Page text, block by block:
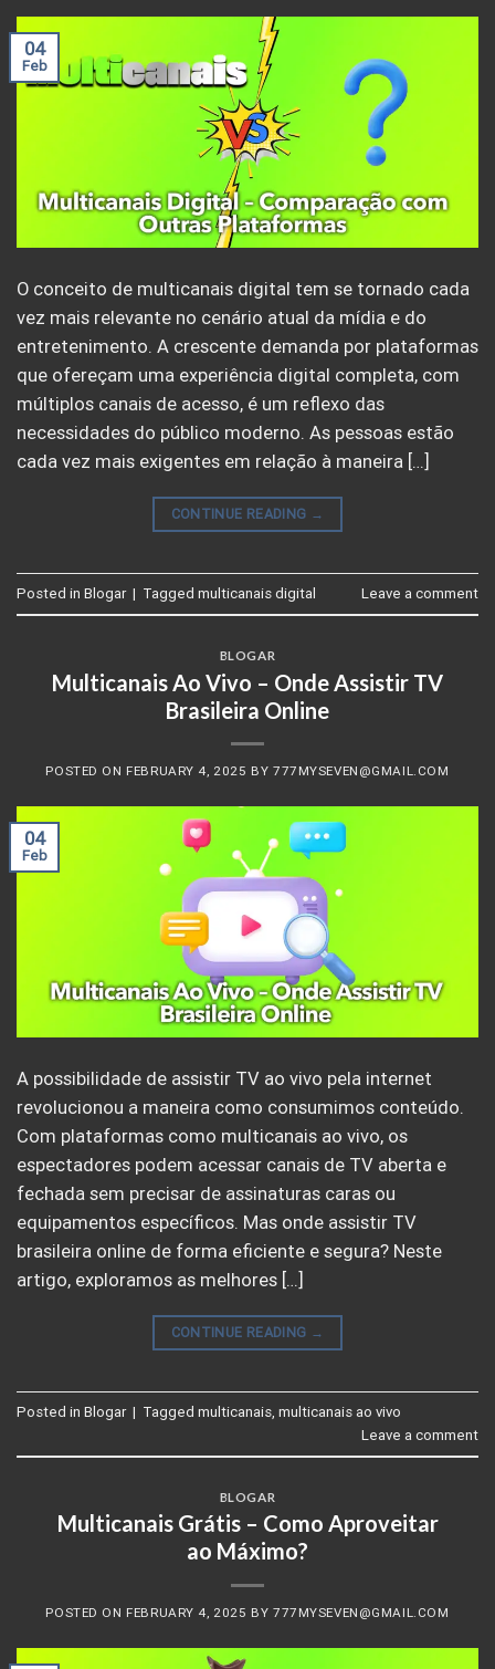
04
Feb
O conceito de multicanais digital tem se tornado cada
vez mais relevante no cenário atual da mídia e do
entretenimento. A crescente demanda por plataformas
que ofereçam uma experiência digital completa, com
múltiplos canais de acesso, é um reflexo das
necessidades do público moderno. As pessoas estão
cada vez mais exigentes em relação à maneira […]
CONTINUE READING →
Posted in Blogar | Tagged multicanais digital Leave a comment
BLOGAR
Multicanais Ao Vivo – Onde Assistir TV
Brasileira Online
POSTED ON FEBRUARY 4, 2025 BY 777MYSEVEN@GMAIL.COM
04
Feb
A possibilidade de assistir TV ao vivo pela internet
revolucionou a maneira como consumimos conteúdo.
Com plataformas como multicanais ao vivo, os
espectadores podem acessar canais de TV aberta e
fechada sem precisar de assinaturas caras ou
equipamentos específicos. Mas onde assistir TV
brasileira online de forma eficiente e segura? Neste
artigo, exploramos as melhores […]
CONTINUE READING →
Posted in Blogar | Tagged multicanais multicanais ao vivo
Leave a comment
BLOGAR
Multicanais Grátis – Como Aproveitar
ao Máximo?
POSTED ON FEBRUARY 4, 2025 BY 777MYSEVEN@GMAIL.COM